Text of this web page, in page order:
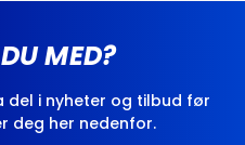
MED?
del i nyheter og tilbud før
deg her nedenfor.